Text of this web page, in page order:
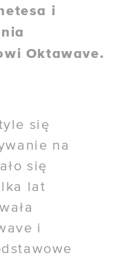
i
Oktawave.
się
na
się
lat
i